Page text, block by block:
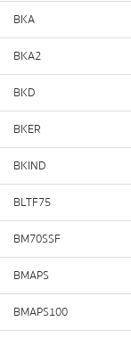
BKA
BKA2
BKD
BKER
BKIND
BLTF75
BM70SSF
BMAPS
BMAPS100